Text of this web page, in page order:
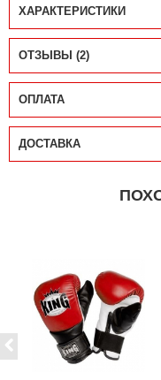
ХАРАКТЕРИСТИКИ
ОТЗЫВЫ (2)
ОПЛАТА
ДОСТАВКА